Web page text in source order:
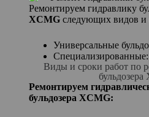
Ремонтируем гидравлику
XCMGследующих видов и
Универсальные
Виды и сроки работ по
Ремонтируем
бульдозера XCMG: